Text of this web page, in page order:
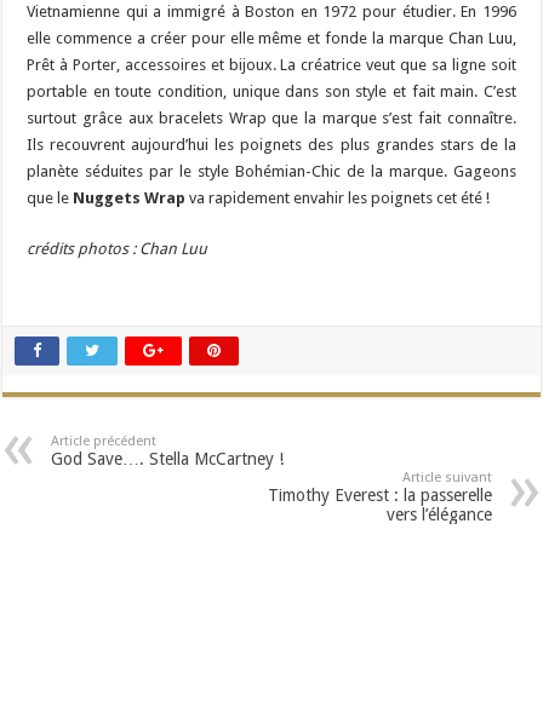
Vietnamienne qui a immigré à Boston en 1972 pour étudier. En 1996
elle commence a créer pour elle même et fonde la marque Chan Luu,
Prêt à Porter, accessoires et bijoux. La créatrice veut que sa ligne soit
portable en toute condition, unique dans son style et fait main. C’est
surtout grâce aux bracelets Wrap que la marque s’est fait connaître.
Ils recouvrent aujourd’hui les poignets des plus grandes stars de la
planète séduites par le style Bohémian-Chic de la marque. Gageons
que le Nuggets Wrapva rapidement envahir les poignets cet été !
crédits photos : Chan Luu
Article précédent
God Save…. Stella McCartney !
Article suivant
Timothy Everest : la passerelle
vers l’élégance